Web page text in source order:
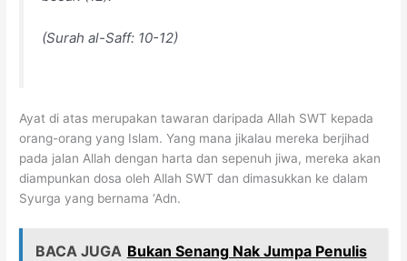
(Surah al-Saff: 10-12)
Ayat di atas merupakan tawaran daripada Allah SWT kepada
orang-orang yang Islam. Yang mana jikalau mereka berjihad
pada jalan Allah dengan harta dan sepenuh jiwa, mereka akan
diampunkan dosa oleh Allah SWT dan dimasukkan ke dalam
Syurga yang bernama ‘Adn.
BACA JUGA Bukan Senang Nak Jumpa Penulis